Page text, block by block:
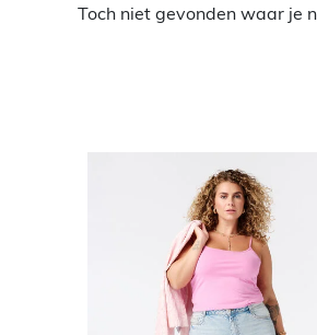
Toch niet gevonden waar je